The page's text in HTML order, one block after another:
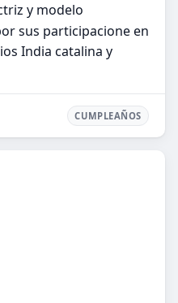
y modelo
sus participacione en
India catalina y
CUMPLEAÑOS